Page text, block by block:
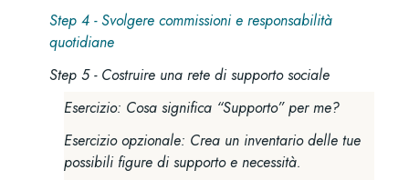
Step 4 - Svolgere commissioni e responsabilità
quotidiane
Step 5 - Costruire una rete di supporto sociale
Esercizio: Cosa significa “Supporto” per me?
Esercizio opzionale: Crea un inventario delle tue
possibili figure di supporto e necessità.